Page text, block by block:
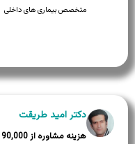
متخصص بیماری های داخلی
دکتر امید طریقت
90,000